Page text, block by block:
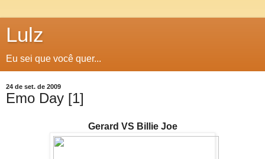
Lulz
Eu sei que você quer...
24 de set. de 2009
Emo Day [1]
Gerard VS Billie Joe